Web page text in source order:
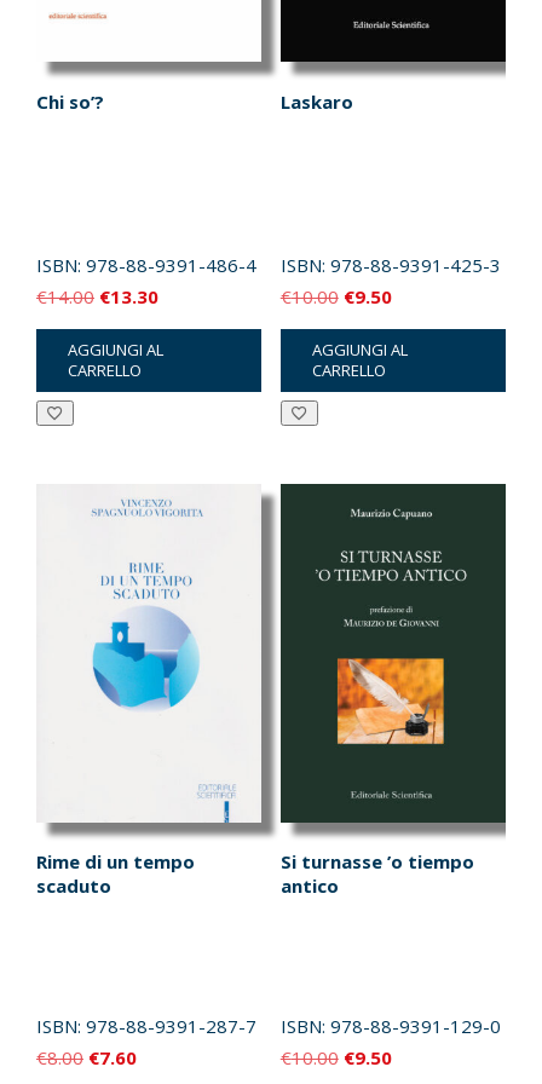
Chi so’?
ISBN: 978-88-9391-486-4
€14.00 Il
prezzo
originale
era:
€13.30Il
prezzo
attuale
è:
AGGIUNGI AL
CARRELLO
Laskaro
ISBN: 978-88-9391-425-3
€10.00 Il
prezzo
originale
era:
€9.50Il
prezzo
attuale
è:
AGGIUNGI AL
CARRELLO
Rime di un tempo
scaduto
ISBN: 978-88-9391-287-7
€8.00 Il
€7.60Il
Si turnasse ’o tiempo
antico
ISBN: 978-88-9391-129-0
€10.00 Il
€9.50Il